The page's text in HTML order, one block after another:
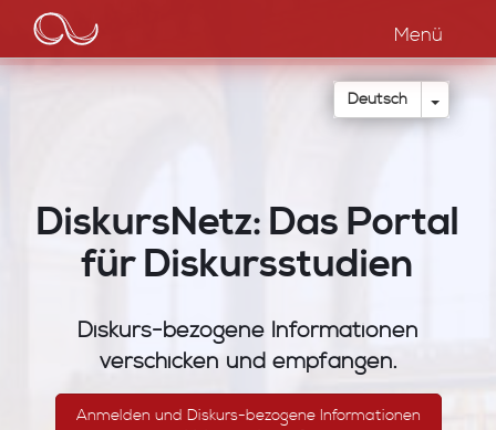
Direkt
Inhalt
Main
navigation
Menü
Deutsch
DiskursNetz: Das Portal
für Diskursstudien
Diskurs-bezogene Informationen
verschicken und empfangen.
Anmelden und Diskurs-bezogene Informationen